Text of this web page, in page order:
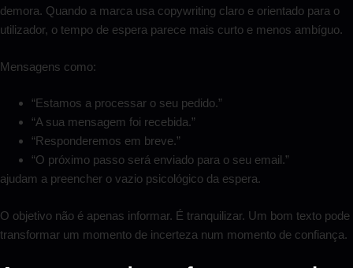
demora. Quando a marca usa copywriting claro e orientado para o
utilizador, o tempo de espera parece mais curto e menos ambíguo.
Mensagens como:
“Estamos a processar o seu pedido.”
“A sua mensagem foi recebida.”
“Responderemos em breve.”
“O próximo passo será enviado para o seu email.”
ajudam a preencher o vazio psicológico da espera.
O objetivo não é apenas informar. É tranquilizar. Um bom texto pode
transformar um momento de incerteza num momento de confiança.